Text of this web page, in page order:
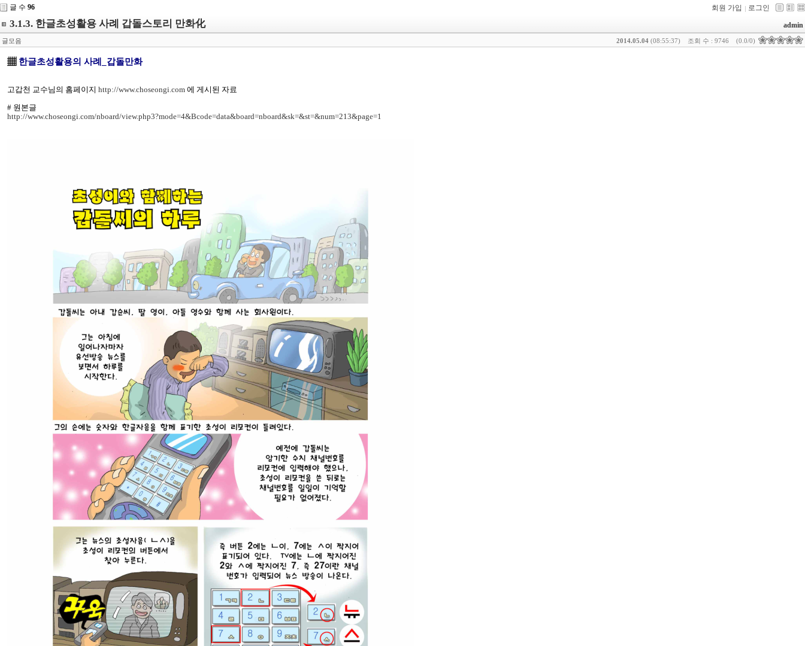
글 수 96 회원 가입 로그인
3.1.3. 한글초성활용 사례 갑돌스토리 만화化 admin
(0.0/0)
조회 수 : 9746
2014.05.04 (08:55:37)
글모음
▦ 한글초성활용의 사례_갑돌만화
고갑천 교수님의 홈페이지 http://www.choseongi.com 에 게시된 자료
# 원본글
http://www.choseongi.com/nboard/view.php3?mode=4&Bcode=data&board=nboard&sk=&st=&num=213&page=1